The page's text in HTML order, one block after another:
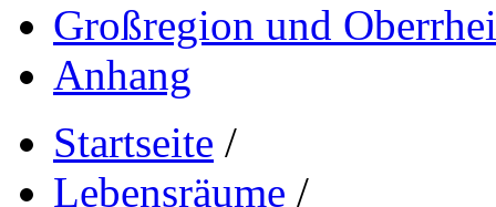
Großregion und
Anhang
Startseite /
Lebensräume /